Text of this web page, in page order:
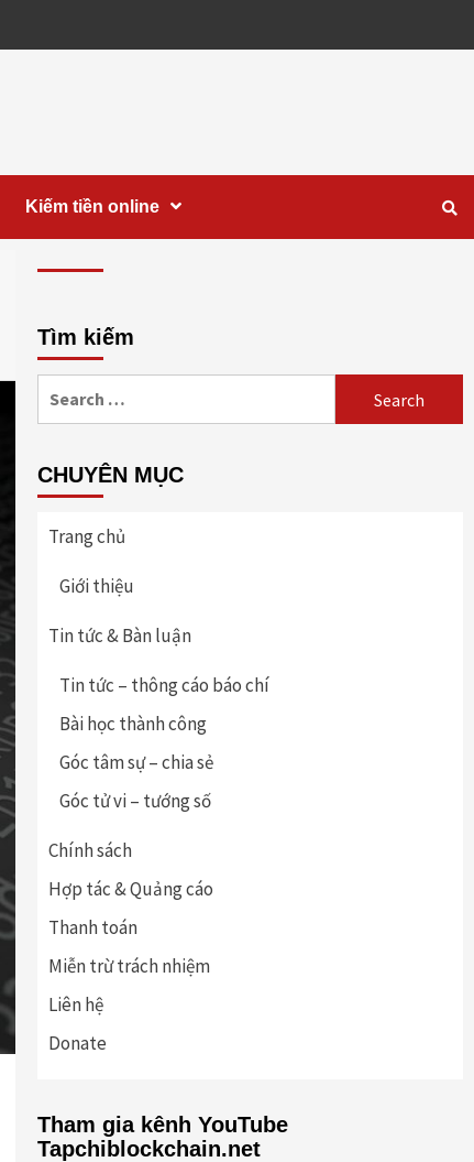
Kiếm tiền online
Tìm kiếm
CHUYÊN MỤC
Trang chủ
Giới thiệu
Tin tức & Bàn luận
Tin tức – thông cáo báo chí
Bài học thành công
Góc tâm sự – chia sẻ
Góc tử vi – tướng số
Chính sách
Hợp tác & Quảng cáo
Thanh toán
Miễn trừ trách nhiệm
Liên hệ
Donate
Tham gia kênh YouTube
Tapchiblockchain.net